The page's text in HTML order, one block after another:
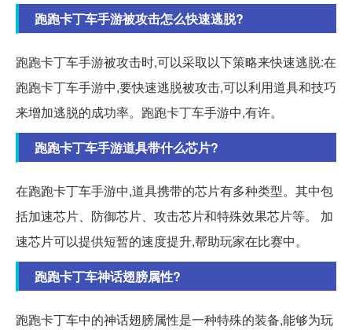
跑跑卡丁车手游被攻击怎么快速逃脱?
跑跑卡丁车手游被攻击时,可以采取以下策略来快速逃脱:在
跑跑卡丁车手游中,要快速逃脱被攻击,可以利用道具和技巧
来增加逃脱的成功率。跑跑卡丁车手游中,有许。
跑跑卡丁车手游道具带什么芯片?
在跑跑卡丁车手游中,道具携带的芯片有多种类型。其中包
括加速芯片、防御芯片、攻击芯片和特殊效果芯片等。 加
速芯片可以提供短暂的速度提升,帮助玩家在比赛中。
跑跑卡丁车神话翅膀属性?
跑跑卡丁车中的神话翅膀属性是一种特殊的装备,能够为玩